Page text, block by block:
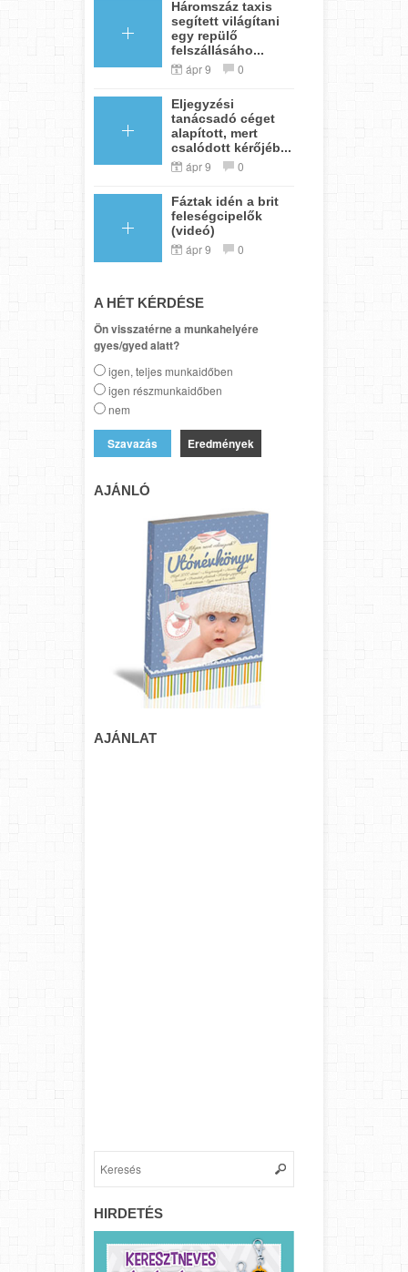
Háromszáz taxis
segített világítani
egy repülő
felszállásáho...
ápr 9 0
Eljegyzési
tanácsadó céget
alapított, mert
csalódott kérőjéb...
ápr 9 0
Fáztak idén a brit
feleségcipelők
(videó)
ápr 9 0
A HÉT KÉRDÉSE
Ön visszatérne a munkahelyére
gyes/gyed alatt?
igen, teljes munkaidőben
igen részmunkaidőben
nem
Eredmények
AJÁNLÓ
AJÁNLAT
HIRDETÉS